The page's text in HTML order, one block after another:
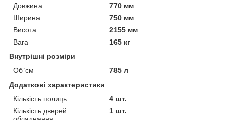
Довжина
770 мм
Ширина
750 мм
Висота
2155 мм
Вага
165 кг
Внутрішні розміри
Об`єм
785 л
Додаткові характеристики
Кількість полиць
4 шт.
Кількість дверей
1 шт.